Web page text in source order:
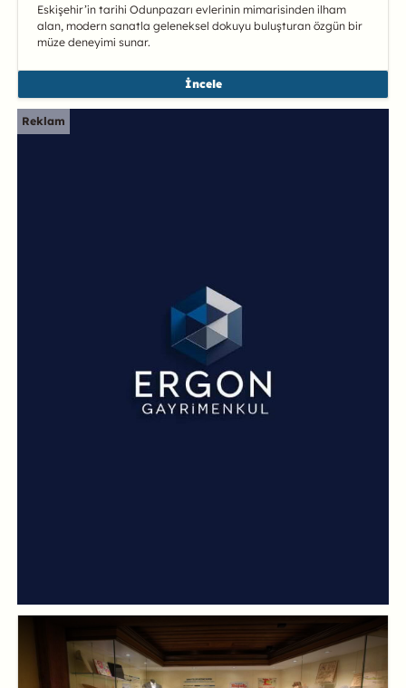
Eskişehir’in tarihi Odunpazarı evlerinin mimarisinden ilham
alan, modern sanatla geleneksel dokuyu buluşturan özgün bir
müze deneyimi sunar.
İncele
Reklam